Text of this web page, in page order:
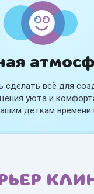
сделать всё для
уюта и
деткам времени